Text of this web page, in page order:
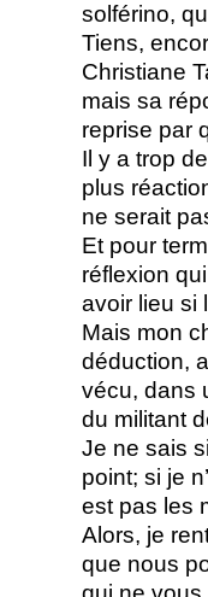
solférino,
Tiens,
Christiane
mais sa
reprise par
Il y a trop
plus
ne serait
Et pour
réflexion
avoir lieu si
Mais mon
déduction,
vécu, dans
du militant
Je ne sais
point; si je
est pas les
Alors, je
que nous